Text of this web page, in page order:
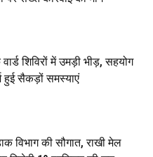
शिविरों में उमड़ी भीड़, सहयोग
हुई सैकड़ों समस्याएं
विभाग की सौगात, राखी मेल